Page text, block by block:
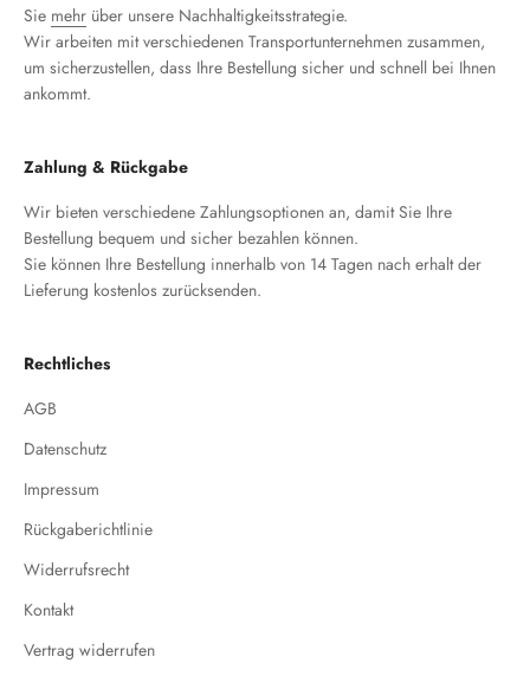
Sie mehr über unsere Nachhaltigkeitsstrategie.
Wir arbeiten mit verschiedenen Transportunternehmen zusammen,
um sicherzustellen, dass Ihre Bestellung sicher und schnell bei Ihnen
ankommt.
Zahlung & Rückgabe
Wir bieten verschiedene Zahlungsoptionen an, damit Sie Ihre
Bestellung bequem und sicher bezahlen können.
Sie können Ihre Bestellung innerhalb von 14 Tagen nach erhalt der
Lieferung kostenlos zurücksenden.
Rechtliches
AGB
Datenschutz
Impressum
Rückgaberichtlinie
Widerrufsrecht
Kontakt
Vertrag widerrufen